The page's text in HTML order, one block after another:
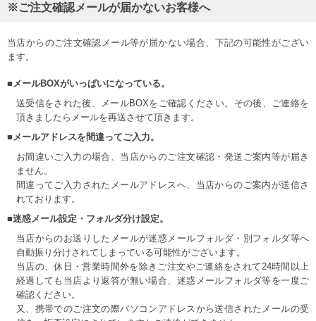
COLOR VARIATION
※ご注文確認メールが届かないお客様へ
当店からのご注文確認メール等が届かない場合、下記の可能性がござい
ます。
■メールBOXがいっぱいになっている。
送受信をされた後、メールBOXをご確認ください。その後、ご連絡を
頂きましたらメールを再送させて頂きます。
■メールアドレスを間違ってご入力。
お間違いご入力の場合、当店からのご注文確認・発送ご案内等が届き
ません。
間違ってご入力されたメールアドレスへ、当店からのご案内が送信さ
れております。
■迷惑メール設定・フォルダ分け設定。
当店からのお送りしたメールが迷惑メールフォルダ・別フォルダ等へ
自動振り分けされてしまっている可能性がございます。
当店の、休日・営業時間外を除きご注文やご連絡をされて24時間以上
経過しても当店より返答が無い場合、迷惑メールフォルダ等を一度ご
確認ください。
又、携帯でのご注文の際パソコンアドレスから送信されたメールの受